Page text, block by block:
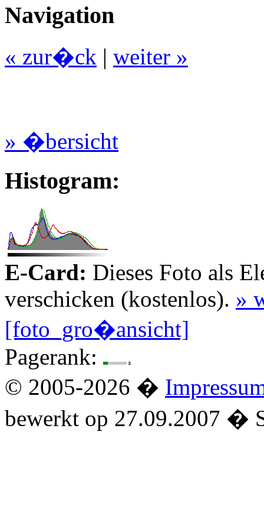
Navigation
« zur�ck | weiter »
» �bersicht
Histogram:
E-Card: Dieses Foto als
verschicken (kostenlos). »
[foto_gro�ansicht]
Pagerank:
© 2005-2026 �
bewerkt op 27.09.2007 �